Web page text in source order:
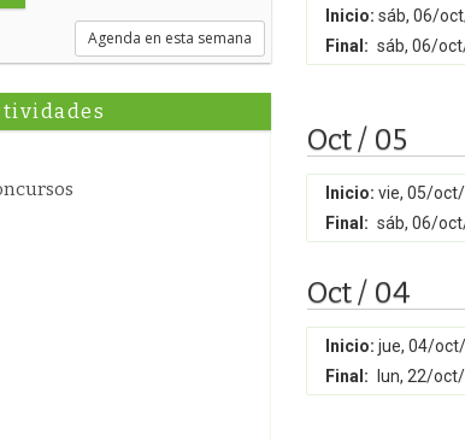
Agenda en esta semana
Inicio: sáb, 06/
Final: sáb, 06/
Oct / 05
Inicio: vie, 05/
Final: sáb, 06/
Oct / 04
Inicio: jue, 04/
Final:
lun, 22/